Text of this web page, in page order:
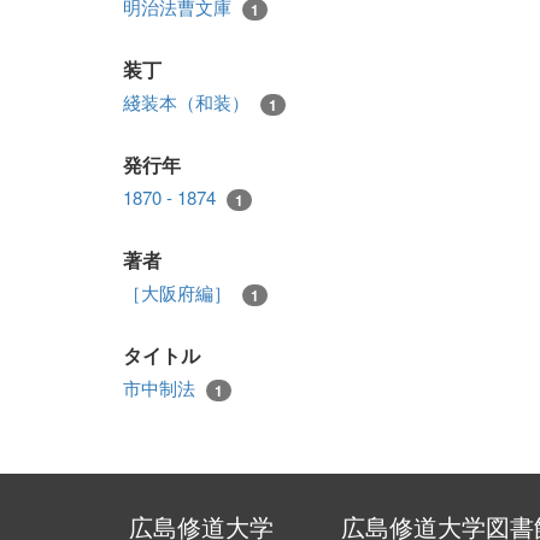
明治法曹文庫 1
装丁
綫装本（和装） 1
発行年
1870 - 1874 1
著者
［大阪府編］ 1
タイトル
市中制法 1
広島修道大学 広島修道大学図